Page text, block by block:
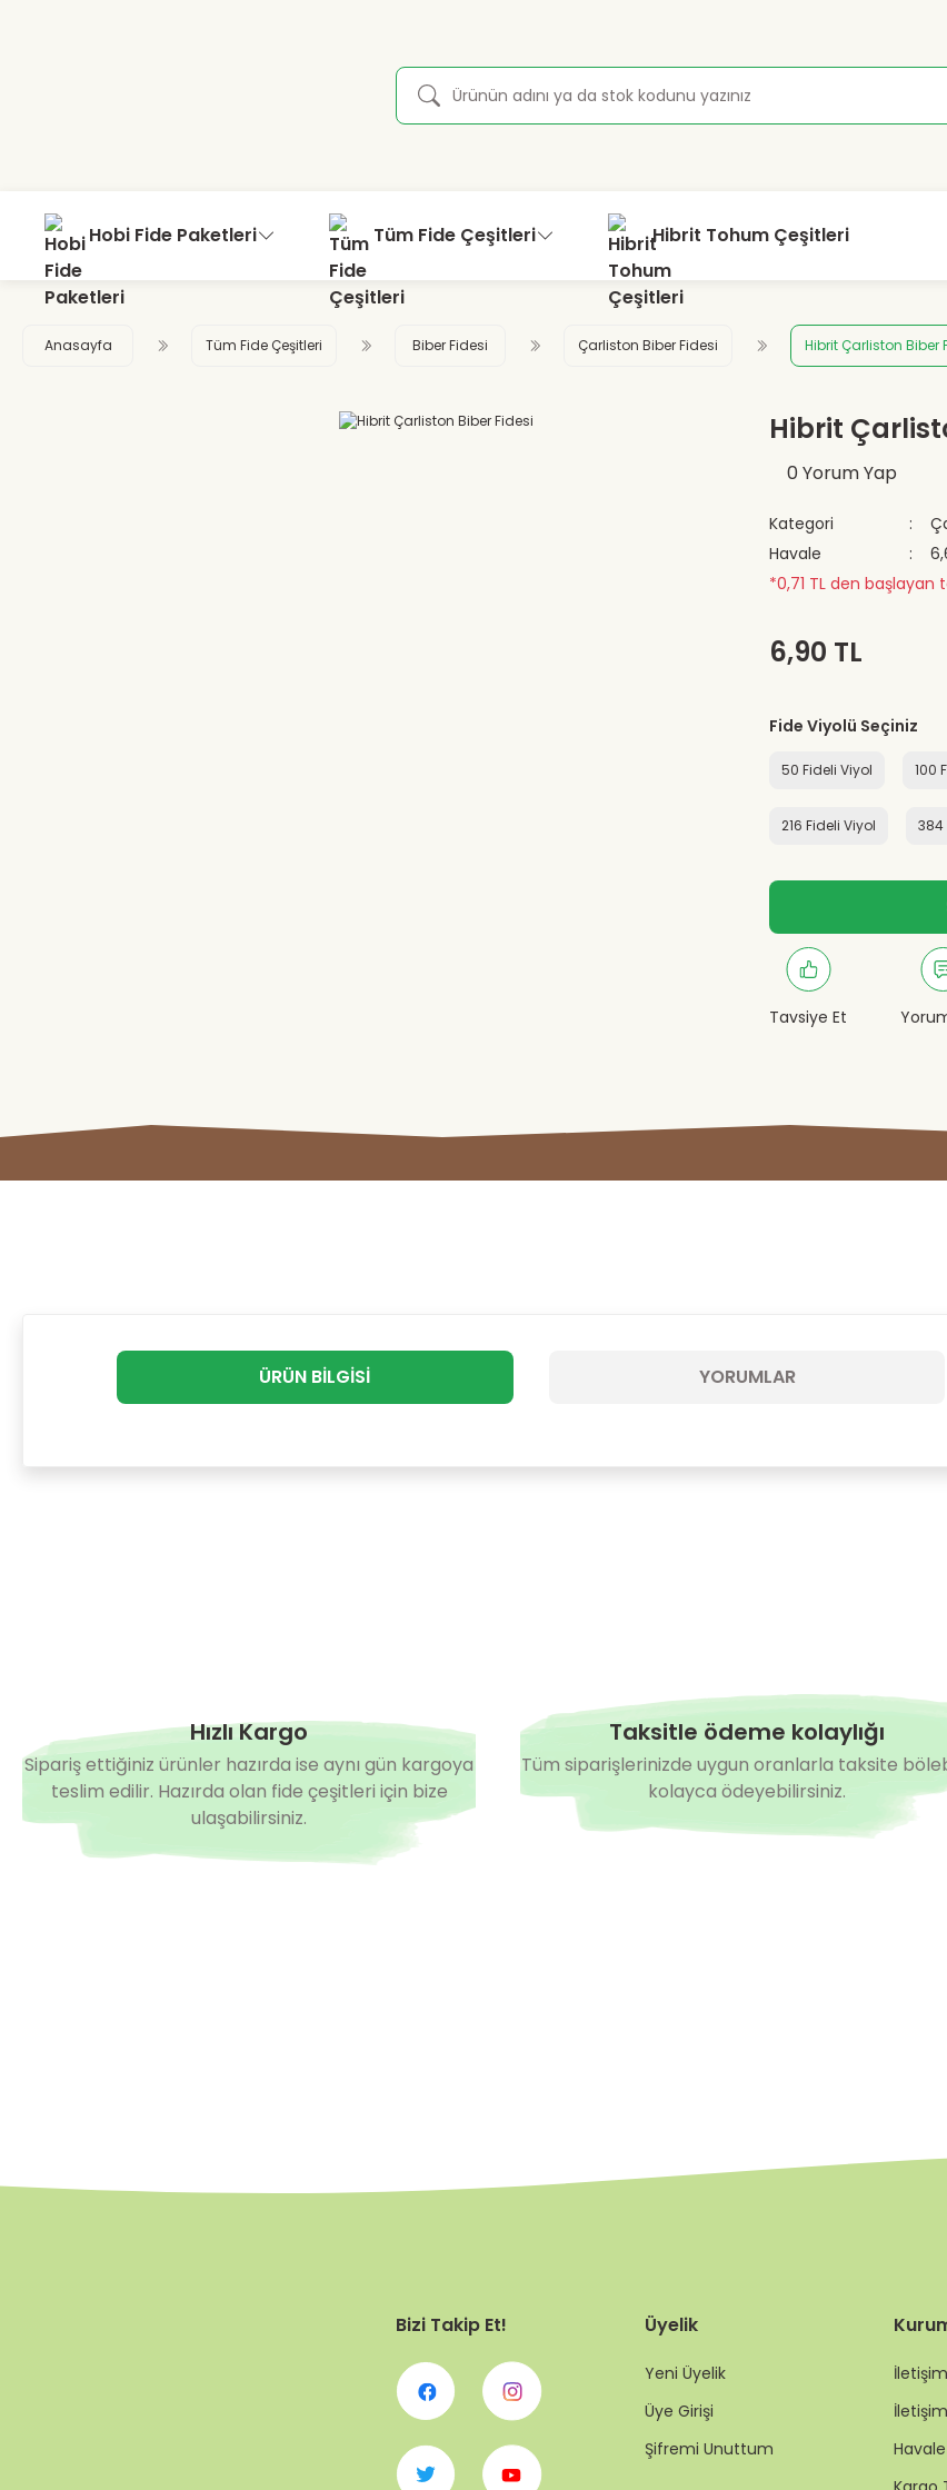
Hobi Fide Paketleri Tüm Fide Çeşitleri Hibrit Tohum Çeşitleri
Anasayfa Tüm Fide Çeşitleri Biber Fidesi Çarliston Biber Fidesi Hibrit Çarliston Biber
Hibrit
0 Yorum Yap
Kategori
Havale
*0,71 TL den başlayan
6,90 TL
Fide Viyolü Seçiniz
50 Fideli Viyol 100
216 Fideli Viyol 384
Tavsiye Et
ÜRÜN BILGISI YORUMLAR
Hızlı Kargo
Sipariş ettiğiniz ürünler hazırda ise aynı gün kargoya
teslim edilir. Hazırda olan fide çeşitleri için bize
ulaşabilirsiniz.
Taksitle ödeme kolaylığı
Tüm siparişlerinizde uygun oranlarla taksite
kolayca ödeyebilirsiniz.
Bizi Takip Et! Üyelik
Yeni Üyelik
Üye Girişi
Şifremi Unuttum
İletişim